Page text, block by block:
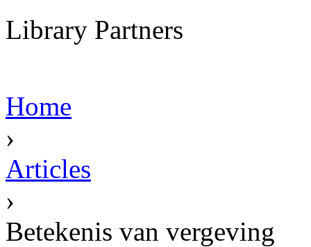
Library Partners
Home
›
Articles
›
Betekenis van vergeving